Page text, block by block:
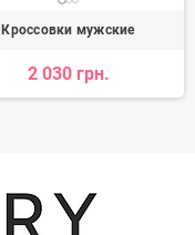
Кроссовки мужские
2 030 грн.